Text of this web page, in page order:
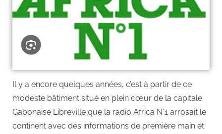
Il y a encore quelques années, c’est à partir de ce
modeste bâtiment situé en plein cœur de la capitale
Gabonaise Libreville que la radio Africa N°1 arrosait le
continent avec des informations de première main et